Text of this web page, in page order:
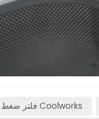
فلتر ضغط الهواء Coolworks